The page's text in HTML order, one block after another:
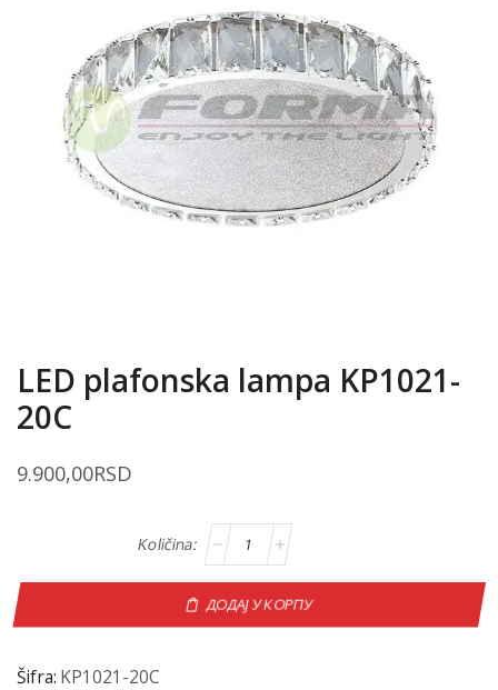
LED plafonska lampa KP1021-
20C
9.900,00RSD
ДОДАЈ У КОРПУ
Šifra: KP1021-20C